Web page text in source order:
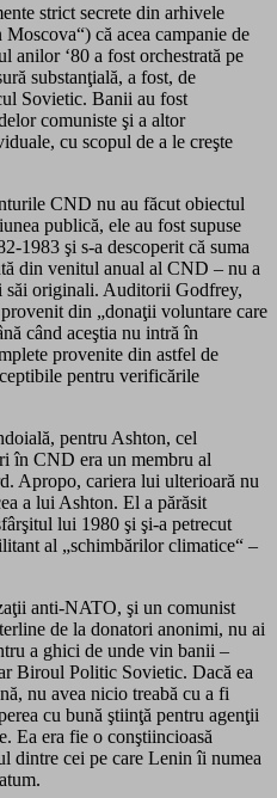
strict secrete din arhivele
că acea campanie de
anilor ‘80 a fost orchestrată pe
substanţială, a fost, de
Sovietic. Banii au fost
comuniste şi a altor
cu scopul de a le creşte
CND nu au făcut obiectul
publică, ele au fost supuse
1983 şi s-a descoperit că suma
din venitul anual al CND – nu a
săi originali. Auditorii Godfrey,
din „donaţii voluntare care
când aceştia nu intră în
provenite din astfel de
pentru verificările
pentru Ashton, cel
în CND era un membru al
Apropo, cariera lui ulterioară nu
a lui Ashton. El a părăsit
lui 1980 şi şi-a petrecut
al „schimbărilor climatice“ –
anti-NATO, şi un comunist
de la donatori anonimi, nu ai
a ghici de unde vin banii –
Biroul Politic Sovietic. Dacă ea
nu avea nicio treabă cu a fi
cu bună ştiinţă pentru agenţii
Ea era fie o conştiincioasă
dintre cei pe care Lenin îi numea